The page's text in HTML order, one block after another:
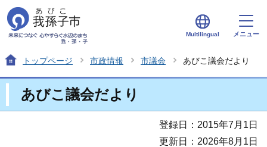
Multilingual メニュー
トップページ 市政情報 市議会 あびこ議会だより
あびこ議会だより
登録日：2015年7月1日
更新日：2026年8月1日